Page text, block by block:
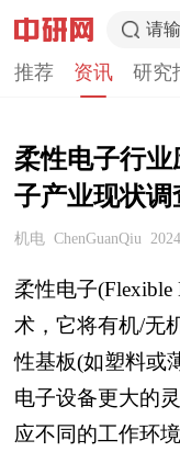
请
推荐 资讯 研究
柔性电子行
子产业现状调
机电 ChenGuanQiu
柔性电子(Flexible
术，它将有机/无
性基板(如塑料或
电子设备更大的
应不同的工作环